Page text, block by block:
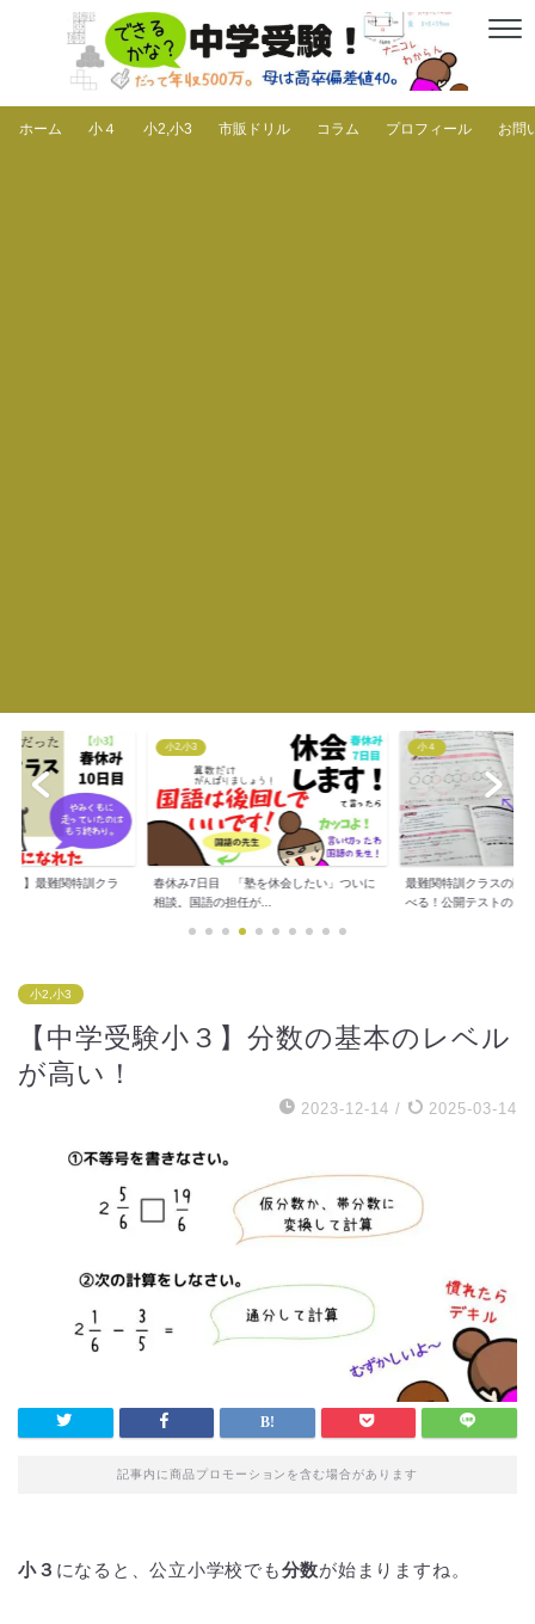
ホーム 小４ 小2,小3 市販ドリル コラム プロフィール お問
３】最難関特訓クラ
小2,小3
春休み7日目 「塾を休会したい」ついに
相談。国語の担任が...
小４
最難関特訓クラスの問
べる！公開テストの...
小2,小3
【中学受験小３】分数の基本のレベル
が高い！
2023-12-14 / 2025-03-14
記事内に商品プロモーションを含む場合があります
小３ になると、公立小学校でも分数が始まりますね。